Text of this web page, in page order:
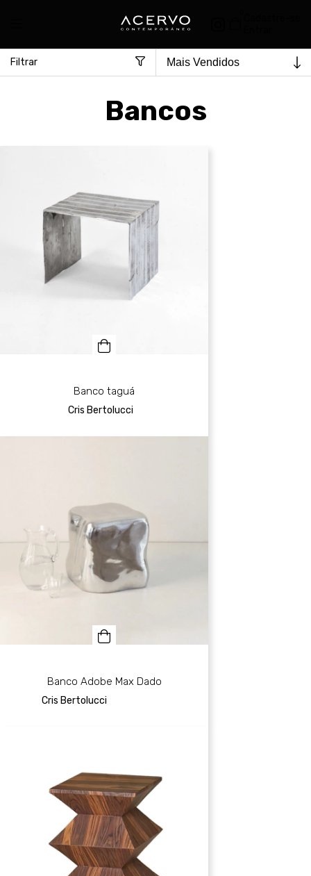
Filtrar
Bancos
Banco taguá
Cris Bertolucci
Banco Adobe Max Dado
Cris Bertolucci